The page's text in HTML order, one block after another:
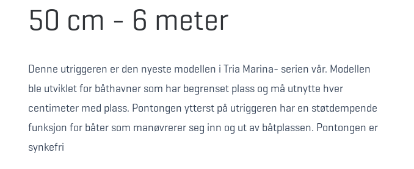
50 cm - 6 meter
Denne utriggeren er den nyeste modellen i Tria Marina- serien vår. Modellen
ble utviklet for båthavner som har begrenset plass og må utnytte hver
centimeter med plass. Pontongen ytterst på utriggeren har en støtdempende
funksjon for båter som manøvrerer seg inn og ut av båtplassen. Pontongen er
synkefri